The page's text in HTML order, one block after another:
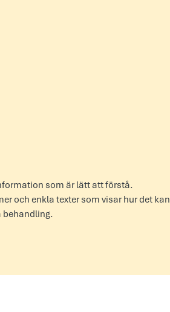
som är lätt att förstå.
och enkla texter som visar hur det kan
behandling.